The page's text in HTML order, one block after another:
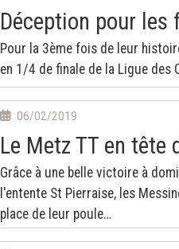
Déception pour les
Pour la 3ème fois de leur
en 1/4 de finale de la Ligue des
06/02/2019
Le Metz TT en tête
Grâce à une belle victoire à
l'entente St Pierraise, les
place de leur poule…